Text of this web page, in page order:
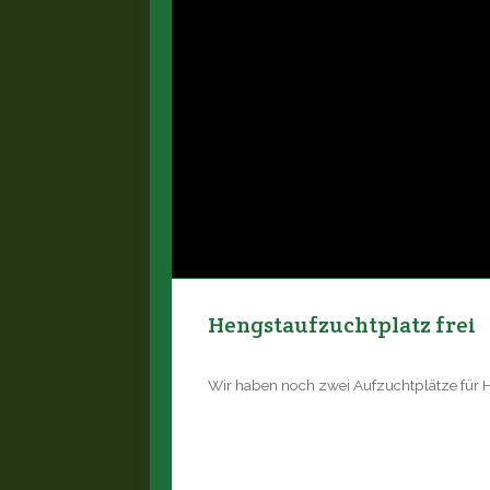
Hengstaufzuchtplatz frei
Wir haben noch zwei Aufzuchtplätze für